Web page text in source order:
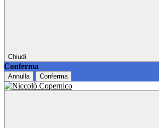
Chiudi
Conferma
Annulla Conferma